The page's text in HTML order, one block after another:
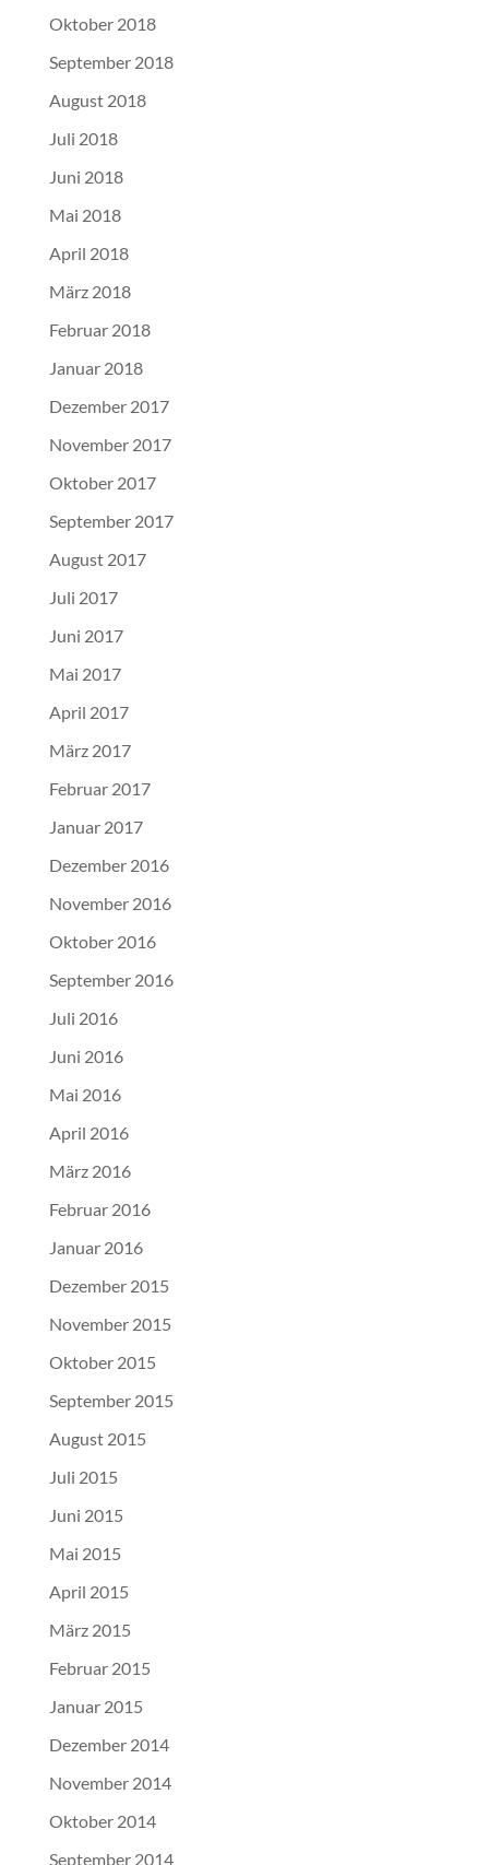
Oktober 2018
September 2018
August 2018
Juli 2018
Juni 2018
Mai 2018
April 2018
März 2018
Februar 2018
Januar 2018
Dezember 2017
November 2017
Oktober 2017
September 2017
August 2017
Juli 2017
Juni 2017
Mai 2017
April 2017
März 2017
Februar 2017
Januar 2017
Dezember 2016
November 2016
Oktober 2016
September 2016
Juli 2016
Juni 2016
Mai 2016
April 2016
März 2016
Februar 2016
Januar 2016
Dezember 2015
November 2015
Oktober 2015
September 2015
August 2015
Juli 2015
Juni 2015
Mai 2015
April 2015
März 2015
Februar 2015
Januar 2015
Dezember 2014
November 2014
Oktober 2014
September 2014